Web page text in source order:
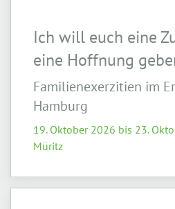
Ich will euch eine
eine Hoffnung
Familienexerzitien im
Hamburg
19. Oktober 2026 bis 23.
Müritz